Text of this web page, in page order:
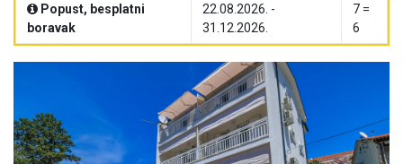
Popust, besplatni
boravak
22.08.2026. -
31.12.2026.
7 =
6